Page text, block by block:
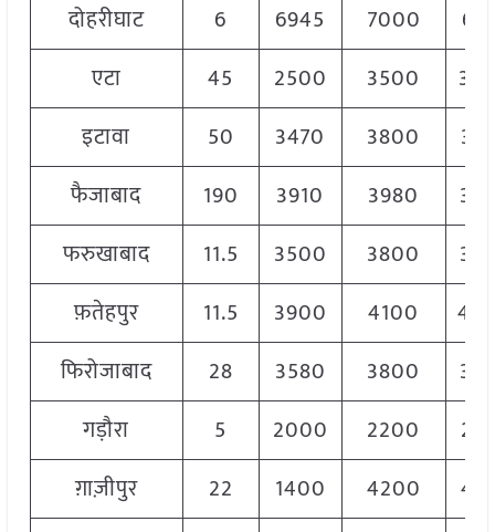
दोहरीघाट
6 6945 7000
एटा
45 2500 3500
इटावा
50 3470 3800
फैजाबाद
190 3910 3980
फरुखाबाद
11.5 3500 3800
फ़तेहपुर
11.5 3900 4100
फिरोजाबाद
28 3580 3800
गड़ौरा
5 2000 2200
ग़ाज़ीपुर
22 1400 4200